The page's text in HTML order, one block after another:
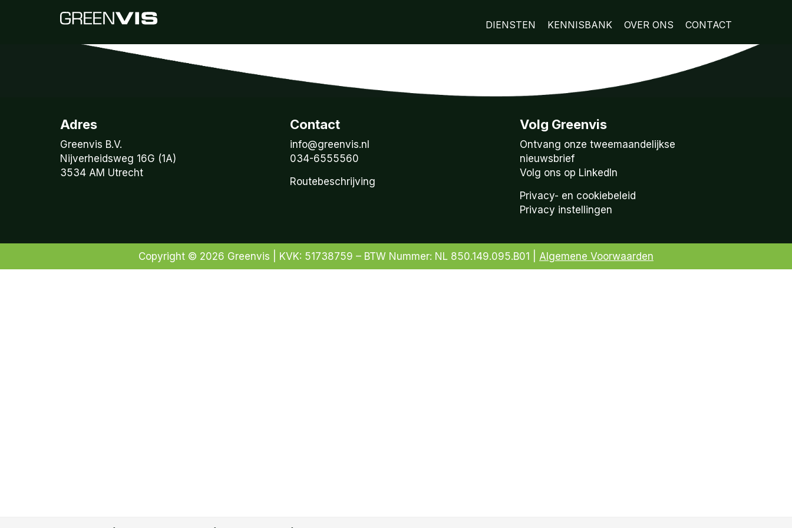
DIENSTEN KENNISBANK OVER ONS CONTACT
Adres
Greenvis B.V.
Nijverheidsweg 16G (1A)
3534 AM Utrecht
Contact
info@greenvis.nl
034-6555560
Routebeschrijving
Volg Greenvis
Ontvang onze tweemaandelijkse
nieuwsbrief
Volg ons op LinkedIn
Privacy- en cookiebeleid
Privacy instellingen
Copyright © 2026 Greenvis | KVK: 51738759 – BTW Nummer: NL 850.149.095.B01 | Algemene Voorwaarden